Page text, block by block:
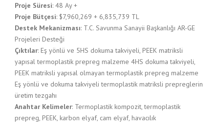
Proje Süresi: 48 Ay +
Proje Bütçesi: $7,960,269 + 6,835,739 TL
Destek Mekanizması: T.C. Savunma Sanayii Başkanlığı AR-GE
Projeleri Desteği
Çıktılar: Eş yönlü ve 5HS dokuma takviyeli, PEEK matriksli
yapısal termoplastik prepreg malzeme 4HS dokuma takviyeli,
PEEK matriksli yapısal olmayan termoplastik prepreg malzeme
Eş yönlü ve dokuma takviyeli termoplastik matriksli prepreglerin
üretim tezgahı
Anahtar Kelimeler: Termoplastik kompozit, termoplastik
prepreg, PEEK, karbon elyaf, cam elyaf, havacılık